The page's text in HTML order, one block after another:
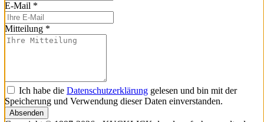
E-Mail *
Mitteilung *
Ich habe die Datenschutzerklärung gelesen und bin mit der
Speicherung und Verwendung dieser Daten einverstanden.
Absenden